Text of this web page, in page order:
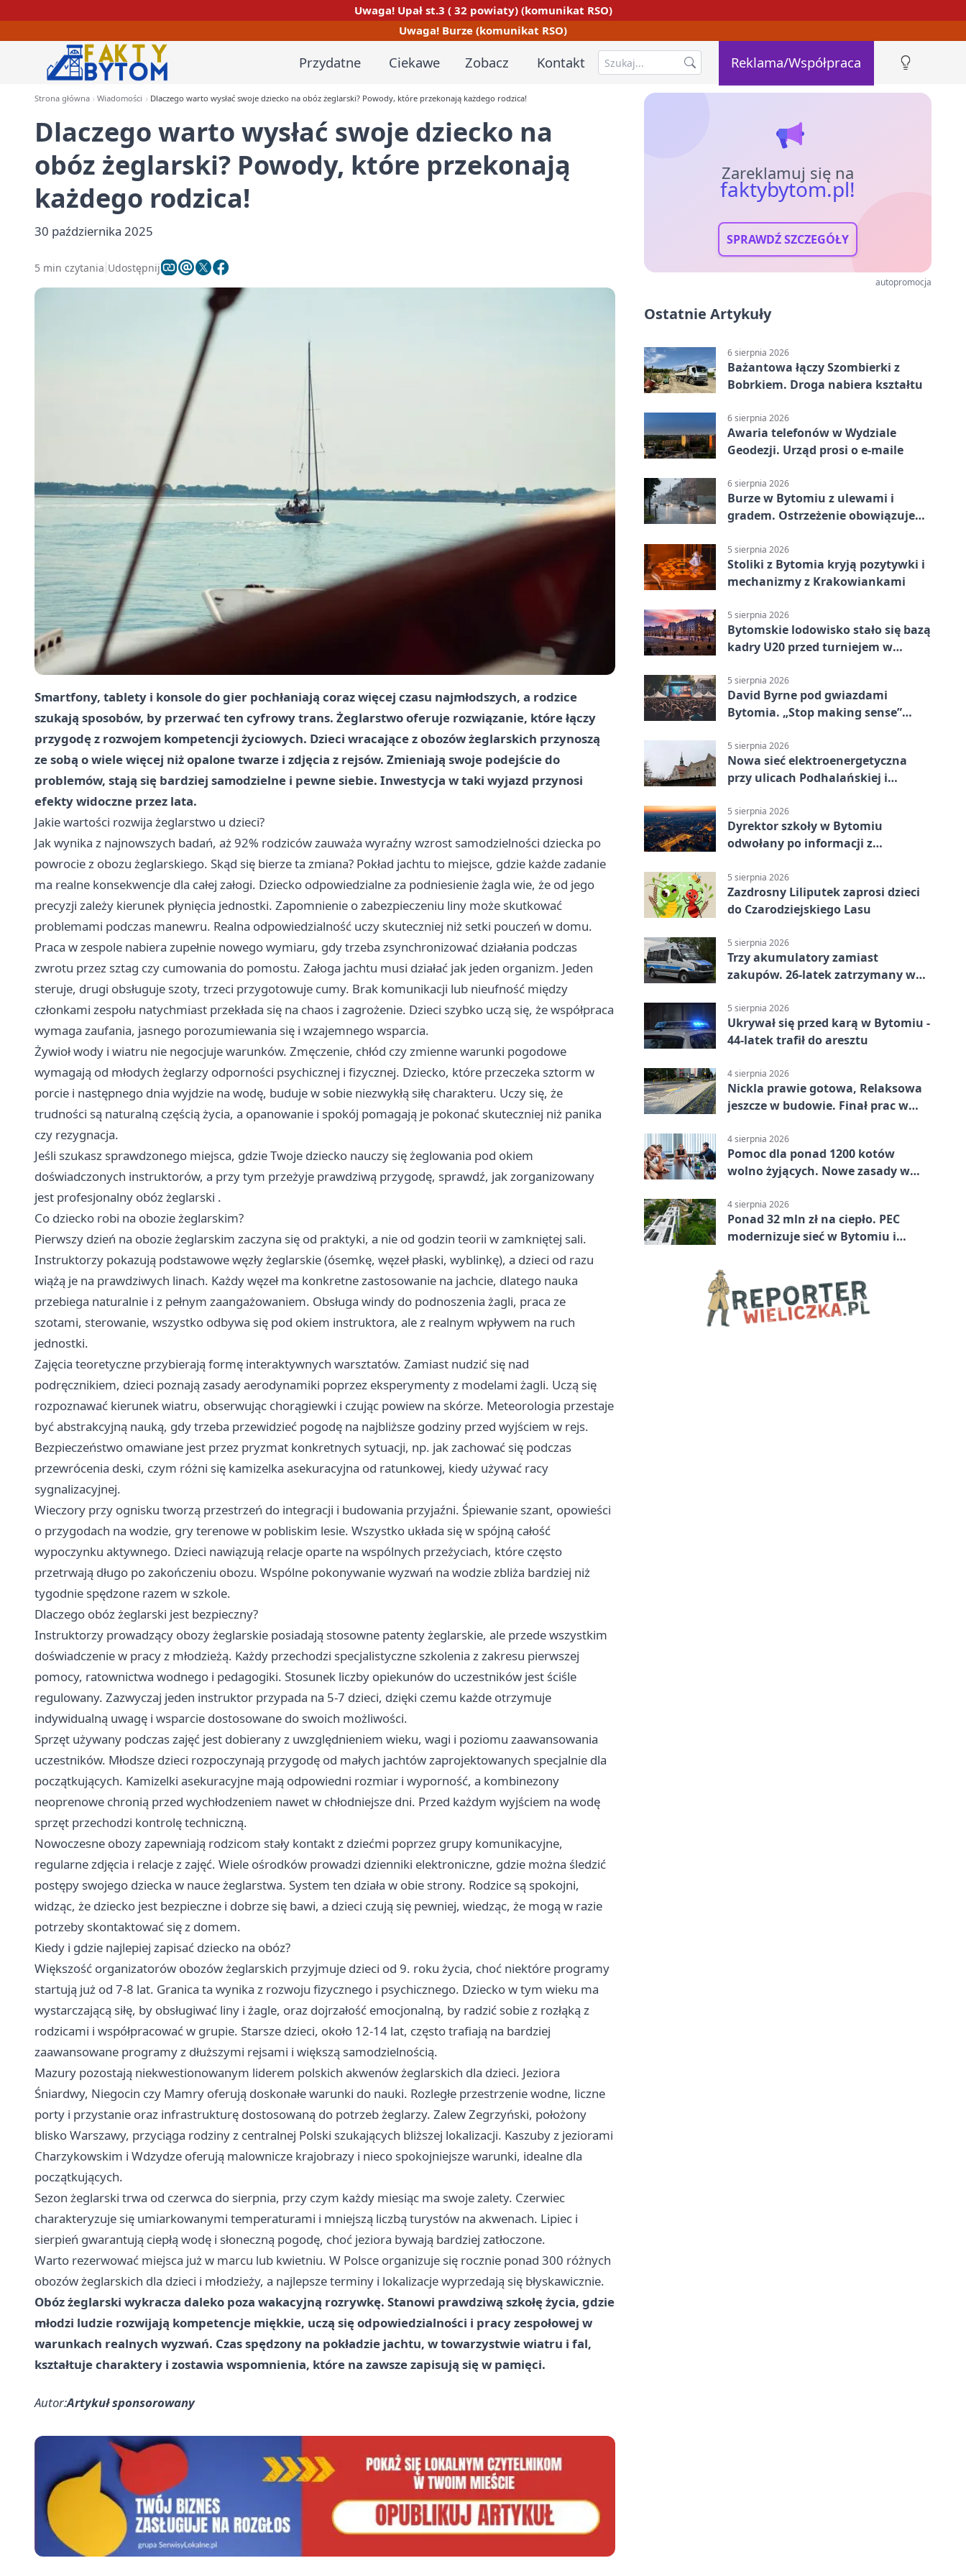
Uwaga! Upał st.3 ( 32 powiaty) (komunikat RSO)
Uwaga! Burze (komunikat RSO)
Przydatne Ciekawe Zobacz Kontakt Reklama/Współpraca
Strona główna Wiadomości Dlaczego warto wysłać swoje dziecko na obóz żeglarski? Powody, które przekonają każdego rodzica!
Dlaczego warto wysłać swoje dziecko na
obóz żeglarski? Powody, które przekonają
każdego rodzica!
30 października 2025
5 min czytania Udostępnij
Smartfony, tablety i konsole do gier pochłaniają coraz więcej czasu najmłodszych, a rodzice
szukają sposobów, by przerwać ten cyfrowy trans. Żeglarstwo oferuje rozwiązanie, które łączy
przygodę z rozwojem kompetencji życiowych. Dzieci wracające z obozów żeglarskich przynoszą
ze sobą o wiele więcej niż opalone twarze i zdjęcia z rejsów. Zmieniają swoje podejście do
problemów, stają się bardziej samodzielne i pewne siebie. Inwestycja w taki wyjazd przynosi
efekty widoczne przez lata.
Jakie wartości rozwija żeglarstwo u dzieci?
Jak wynika z najnowszych badań, aż 92% rodziców zauważa wyraźny wzrost samodzielności dziecka po
powrocie z obozu żeglarskiego. Skąd się bierze ta zmiana? Pokład jachtu to miejsce, gdzie każde zadanie
ma realne konsekwencje dla całej załogi. Dziecko odpowiedzialne za podniesienie żagla wie, że od jego
precyzji zależy kierunek płynięcia jednostki. Zapomnienie o zabezpieczeniu liny może skutkować
problemami podczas manewru. Realna odpowiedzialność uczy skuteczniej niż setki pouczeń w domu.
Praca w zespole nabiera zupełnie nowego wymiaru, gdy trzeba zsynchronizować działania podczas
zwrotu przez sztag czy cumowania do pomostu. Załoga jachtu musi działać jak jeden organizm. Jeden
steruje, drugi obsługuje szoty, trzeci przygotowuje cumy. Brak komunikacji lub nieufność między
członkami zespołu natychmiast przekłada się na chaos i zagrożenie. Dzieci szybko uczą się, że współpraca
wymaga zaufania, jasnego porozumiewania się i wzajemnego wsparcia.
Żywioł wody i wiatru nie negocjuje warunków. Zmęczenie, chłód czy zmienne warunki pogodowe
wymagają od młodych żeglarzy odporności psychicznej i fizycznej. Dziecko, które przeczeka sztorm w
porcie i następnego dnia wyjdzie na wodę, buduje w sobie niezwykłą siłę charakteru. Uczy się, że
trudności są naturalną częścią życia, a opanowanie i spokój pomagają je pokonać skuteczniej niż panika
czy rezygnacja.
Jeśli szukasz sprawdzonego miejsca, gdzie Twoje dziecko nauczy się żeglowania pod okiem
doświadczonych instruktorów, a przy tym przeżyje prawdziwą przygodę, sprawdź, jak zorganizowany
jest profesjonalny obóz żeglarski .
Co dziecko robi na obozie żeglarskim?
Pierwszy dzień na obozie żeglarskim zaczyna się od praktyki, a nie od godzin teorii w zamkniętej sali.
Instruktorzy pokazują podstawowe węzły żeglarskie (ósemkę, węzeł płaski, wyblinkę), a dzieci od razu
wiążą je na prawdziwych linach. Każdy węzeł ma konkretne zastosowanie na jachcie, dlatego nauka
przebiega naturalnie i z pełnym zaangażowaniem. Obsługa windy do podnoszenia żagli, praca ze
szotami, sterowanie, wszystko odbywa się pod okiem instruktora, ale z realnym wpływem na ruch
jednostki.
Zajęcia teoretyczne przybierają formę interaktywnych warsztatów. Zamiast nudzić się nad
podręcznikiem, dzieci poznają zasady aerodynamiki poprzez eksperymenty z modelami żagli. Uczą się
rozpoznawać kierunek wiatru, obserwując chorągiewki i czując powiew na skórze. Meteorologia przestaje
być abstrakcyjną nauką, gdy trzeba przewidzieć pogodę na najbliższe godziny przed wyjściem w rejs.
Bezpieczeństwo omawiane jest przez pryzmat konkretnych sytuacji, np. jak zachować się podczas
przewrócenia deski, czym różni się kamizelka asekuracyjna od ratunkowej, kiedy używać racy
sygnalizacyjnej.
Wieczory przy ognisku tworzą przestrzeń do integracji i budowania przyjaźni. Śpiewanie szant, opowieści
o przygodach na wodzie, gry terenowe w pobliskim lesie. Wszystko układa się w spójną całość
wypoczynku aktywnego. Dzieci nawiązują relacje oparte na wspólnych przeżyciach, które często
przetrwają długo po zakończeniu obozu. Wspólne pokonywanie wyzwań na wodzie zbliża bardziej niż
tygodnie spędzone razem w szkole.
Dlaczego obóz żeglarski jest bezpieczny?
Instruktorzy prowadzący obozy żeglarskie posiadają stosowne patenty żeglarskie, ale przede wszystkim
doświadczenie w pracy z młodzieżą. Każdy przechodzi specjalistyczne szkolenia z zakresu pierwszej
pomocy, ratownictwa wodnego i pedagogiki. Stosunek liczby opiekunów do uczestników jest ściśle
regulowany. Zazwyczaj jeden instruktor przypada na 5-7 dzieci, dzięki czemu każde otrzymuje
indywidualną uwagę i wsparcie dostosowane do swoich możliwości.
Sprzęt używany podczas zajęć jest dobierany z uwzględnieniem wieku, wagi i poziomu zaawansowania
uczestników. Młodsze dzieci rozpoczynają przygodę od małych jachtów zaprojektowanych specjalnie dla
początkujących. Kamizelki asekuracyjne mają odpowiedni rozmiar i wyporność, a kombinezony
neoprenowe chronią przed wychłodzeniem nawet w chłodniejsze dni. Przed każdym wyjściem na wodę
sprzęt przechodzi kontrolę techniczną.
Nowoczesne obozy zapewniają rodzicom stały kontakt z dziećmi poprzez grupy komunikacyjne,
regularne zdjęcia i relacje z zajęć. Wiele ośrodków prowadzi dzienniki elektroniczne, gdzie można śledzić
postępy swojego dziecka w nauce żeglarstwa. System ten działa w obie strony. Rodzice są spokojni,
widząc, że dziecko jest bezpieczne i dobrze się bawi, a dzieci czują się pewniej, wiedząc, że mogą w razie
potrzeby skontaktować się z domem.
Kiedy i gdzie najlepiej zapisać dziecko na obóz?
Większość organizatorów obozów żeglarskich przyjmuje dzieci od 9. roku życia, choć niektóre programy
startują już od 7-8 lat. Granica ta wynika z rozwoju fizycznego i psychicznego. Dziecko w tym wieku ma
wystarczającą siłę, by obsługiwać liny i żagle, oraz dojrzałość emocjonalną, by radzić sobie z rozłąką z
rodzicami i współpracować w grupie. Starsze dzieci, około 12-14 lat, często trafiają na bardziej
zaawansowane programy z dłuższymi rejsami i większą samodzielnością.
Mazury pozostają niekwestionowanym liderem polskich akwenów żeglarskich dla dzieci. Jeziora
Śniardwy, Niegocin czy Mamry oferują doskonałe warunki do nauki. Rozległe przestrzenie wodne, liczne
porty i przystanie oraz infrastrukturę dostosowaną do potrzeb żeglarzy. Zalew Zegrzyński, położony
blisko Warszawy, przyciąga rodziny z centralnej Polski szukających bliższej lokalizacji. Kaszuby z jeziorami
Charzykowskim i Wdzydze oferują malownicze krajobrazy i nieco spokojniejsze warunki, idealne dla
początkujących.
Sezon żeglarski trwa od czerwca do sierpnia, przy czym każdy miesiąc ma swoje zalety. Czerwiec
charakteryzuje się umiarkowanymi temperaturami i mniejszą liczbą turystów na akwenach. Lipiec i
sierpień gwarantują ciepłą wodę i słoneczną pogodę, choć jeziora bywają bardziej zatłoczone.
Warto rezerwować miejsca już w marcu lub kwietniu. W Polsce organizuje się rocznie ponad 300 różnych
obozów żeglarskich dla dzieci i młodzieży, a najlepsze terminy i lokalizacje wyprzedają się błyskawicznie.
Obóz żeglarski wykracza daleko poza wakacyjną rozrywkę. Stanowi prawdziwą szkołę życia, gdzie
młodzi ludzie rozwijają kompetencje miękkie, uczą się odpowiedzialności i pracy zespołowej w
warunkach realnych wyzwań. Czas spędzony na pokładzie jachtu, w towarzystwie wiatru i fal,
kształtuje charaktery i zostawia wspomnienia, które na zawsze zapisują się w pamięci.
Autor:Artykuł sponsorowany
Zareklamuj się na
faktybytom.pl!
SPRAWDŹ SZCZEGÓŁY
autopromocja
Ostatnie Artykuły
6 sierpnia 2026
Bażantowa łączy Szombierki z
Bobrkiem. Droga nabiera kształtu
6 sierpnia 2026
Awaria telefonów w Wydziale
Geodezji. Urząd prosi o e-maile
6 sierpnia 2026
Burze w Bytomiu z ulewami i
gradem. Ostrzeżenie obowiązuje
5 sierpnia 2026
Stoliki z Bytomia kryją pozytywki i
mechanizmy z Krakowiankami
5 sierpnia 2026
Bytomskie lodowisko stało się bazą
kadry U20 przed turniejem w
5 sierpnia 2026
David Byrne pod gwiazdami
Bytomia. „Stop making sense”
5 sierpnia 2026
Nowa sieć elektroenergetyczna
przy ulicach Podhalańskiej i
5 sierpnia 2026
Dyrektor szkoły w Bytomiu
odwołany po informacji z
5 sierpnia 2026
Zazdrosny Liliputek zaprosi dzieci
do Czarodziejskiego Lasu
5 sierpnia 2026
Trzy akumulatory zamiast
zakupów. 26-latek zatrzymany w
5 sierpnia 2026
Ukrywał się przed karą w Bytomiu -
44-latek trafił do aresztu
4 sierpnia 2026
Nickla prawie gotowa, Relaksowa
jeszcze w budowie. Finał prac w
4 sierpnia 2026
Pomoc dla ponad 1200 kotów
wolno żyjących. Nowe zasady w
4 sierpnia 2026
Ponad 32 mln zł na ciepło. PEC
modernizuje sieć w Bytomiu i